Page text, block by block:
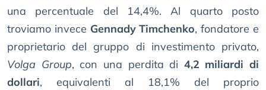
una percentuale del 14,4%. Al quarto posto
troviamo invece Gennady Timchenko, fondatore e
proprietario del gruppo di investimento privato,
Volga Group, con una perdita di 4,2 miliardi di
dollari, equivalenti al 18,1% del proprio